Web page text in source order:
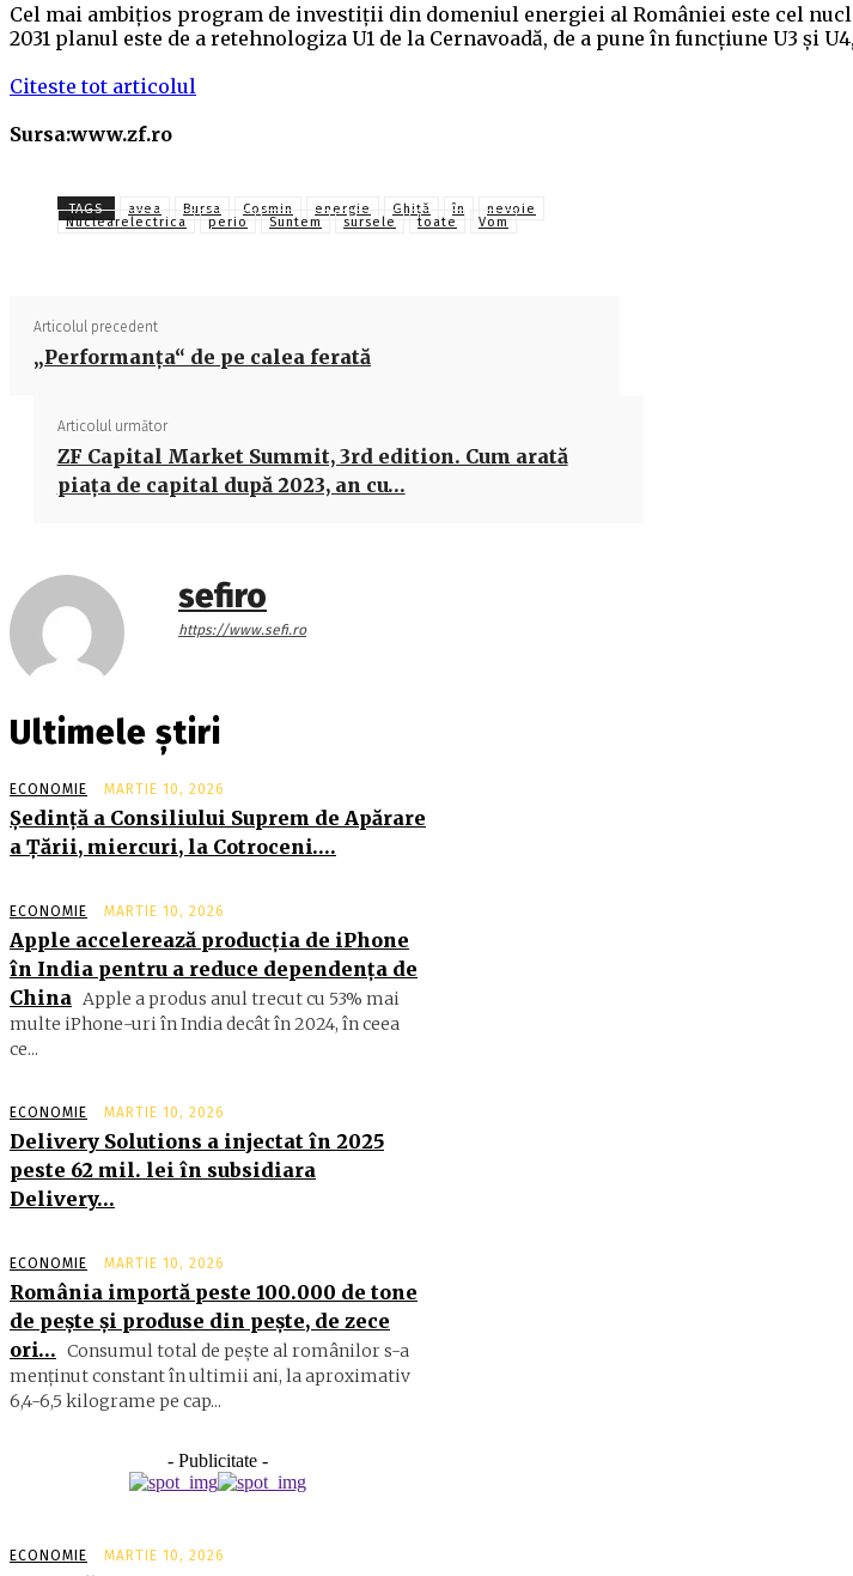
Cel mai ambiţios program de investiţii din domeniul energiei al României este cel
2031 planul este de a retehnologiza U1 de la Cernavoadă, de a pune în funcţiune U3 şi
Citeste tot articolul
Sursa:www.zf.ro
TAGS avea Bursa Cosmin energie Ghiţă în
nevoie
Nuclearelectrica
perio Suntem sursele toate Vom
Articolul precedent
„Performanţa“ de pe calea ferată
Articolul următor
ZF Capital Market Summit, 3rd edition. Cum arată
piaţa de capital după 2023, an cu…
sefiro
https://www.sefi.ro
Ultimele știri
ECONOMIE MARTIE 10, 2026
Şedinţă a Consiliului Suprem de Apărare
a Ţării, miercuri, la Cotroceni….
ECONOMIE MARTIE 10, 2026
Apple accelerează producția de iPhone
în India pentru a reduce dependența de
China Apple a produs anul trecut cu 53% mai
multe iPhone-uri în India decât în 2024, în ceea
ce...
ECONOMIE MARTIE 10, 2026
Delivery Solutions a injectat în 2025
peste 62 mil. lei în subsidiara
Delivery…
ECONOMIE MARTIE 10, 2026
România importă peste 100.000 de tone
de peşte şi produse din peşte, de zece
ori… Consumul total de peşte al ro­mâ­nilor s-a
menţinut constant în ul­timii ani, la aproximativ
6,4-6,5 ki­lograme pe cap...
- Publicitate -
ECONOMIE MARTIE 10, 2026